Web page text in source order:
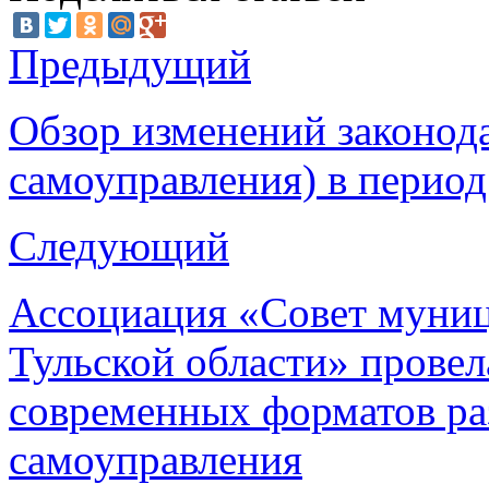
Предыдущий
Обзор изменений
самоуправления) в
Следующий
Ассоциация «Совет
Тульской области»
современных форматов
самоуправления